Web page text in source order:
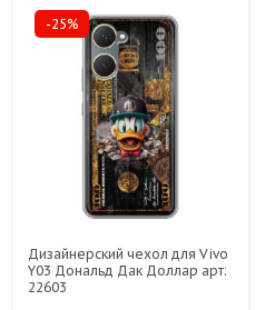
-25%
Дизайнерский чехол для Vivo
Y03 Дональд Дак Доллар арт:
22603